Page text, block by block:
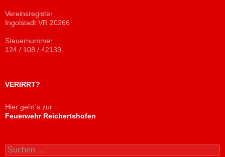
Vereinsregister
Ingolstadt VR 20266
Steuernummer
124 / 108 / 42139
VERIRRT?
Hier geht´s zur
Feuerwehr Reichertshofen
Suchen